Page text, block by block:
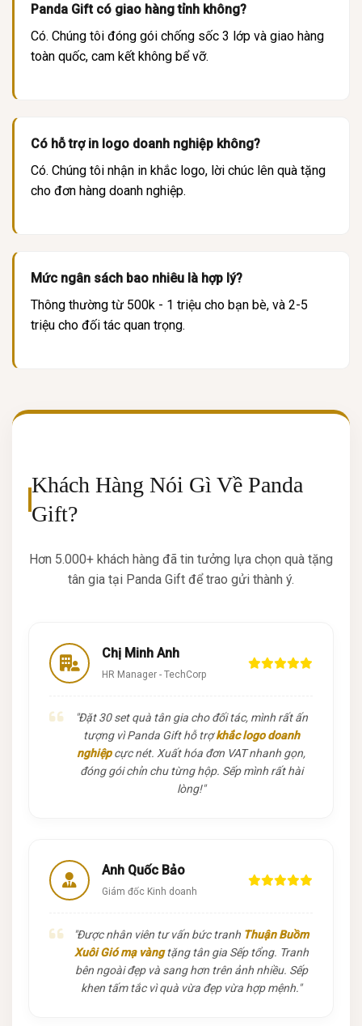
Panda Gift có giao hàng tỉnh không?
Có. Chúng tôi đóng gói chống sốc 3 lớp và giao hàng
toàn quốc, cam kết không bể vỡ.
Có hỗ trợ in logo doanh nghiệp không?
Có. Chúng tôi nhận in khắc logo, lời chúc lên quà tặng
cho đơn hàng doanh nghiệp.
Mức ngân sách bao nhiêu là hợp lý?
Thông thường từ 500k - 1 triệu cho bạn bè, và 2-5
triệu cho đối tác quan trọng.
Khách Hàng Nói Gì Về Panda
Gift?
Hơn 5.000+ khách hàng đã tin tưởng lựa chọn quà tặng
tân gia tại Panda Gift để trao gửi thành ý.
Chị Minh Anh
HR Manager - TechCorp
"Đặt 30 set quà tân gia cho đối tác, mình rất ấn
tượng vì Panda Gift hỗ trợkhắc logo doanh
nghiệpcực nét. Xuất hóa đơn VAT nhanh gọn,
đóng gói chỉn chu từng hộp. Sếp mình rất hài
lòng!"
Anh Quốc Bảo
Giám đốc Kinh doanh
"Được nhân viên tư vấn bức tranh Thuận Buồm
Xuôi Gió mạ vàngtặng tân gia Sếp tổng. Tranh
bên ngoài đẹp và sang hơn trên ảnh nhiều. Sếp
khen tấm tắc vì quà vừa đẹp vừa hợp mệnh."